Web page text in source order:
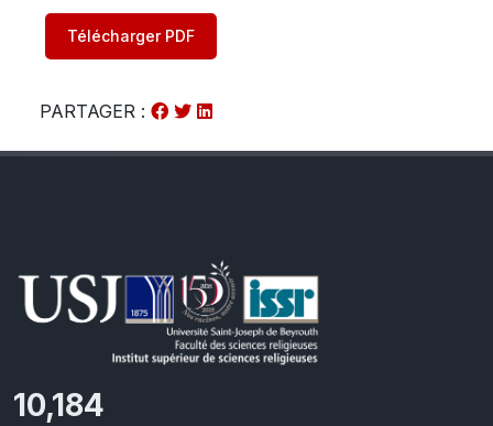
Télécharger PDF
PARTAGER :
10,801